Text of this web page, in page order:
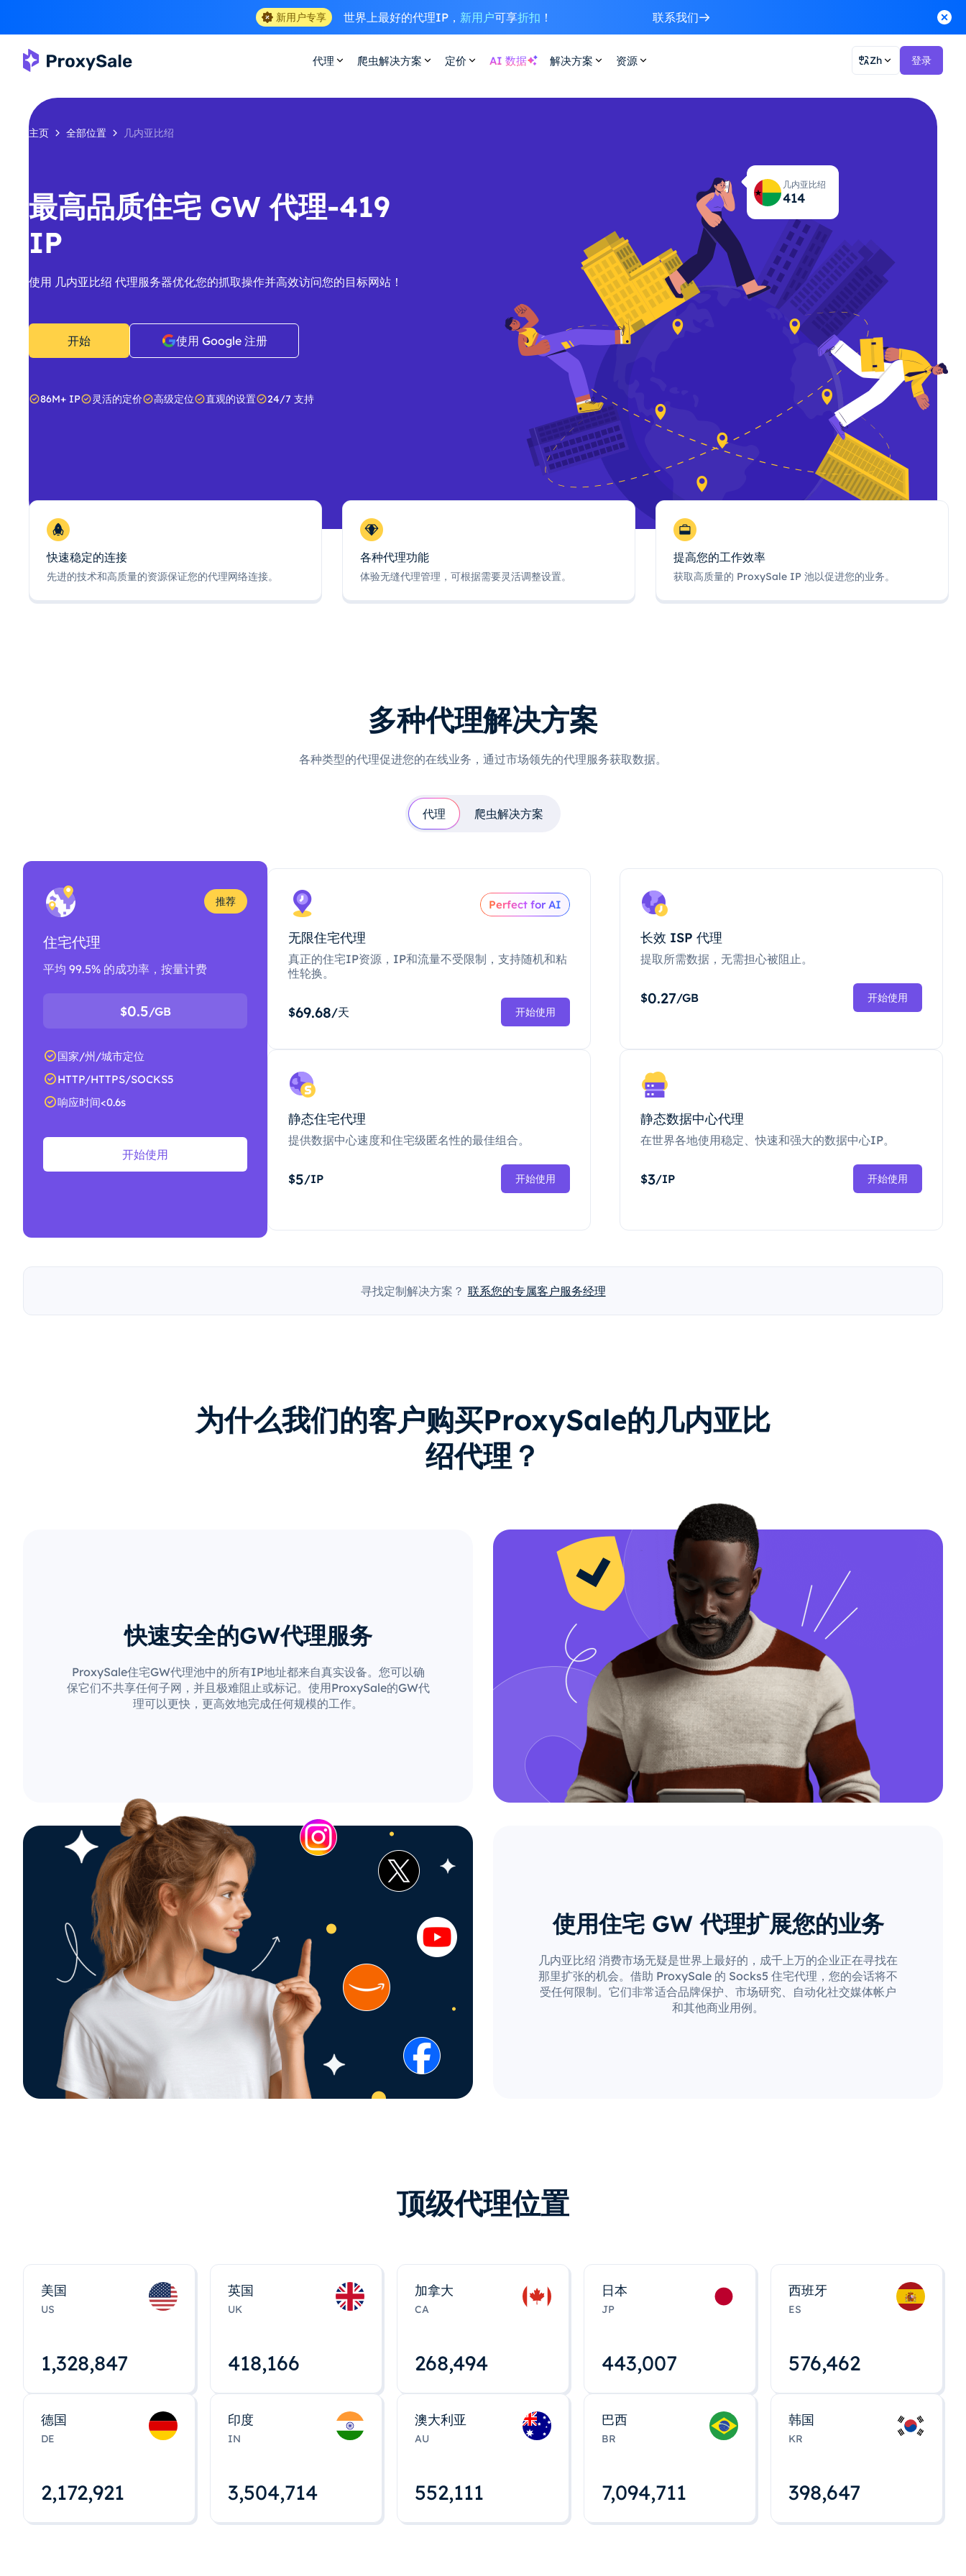
新用户专享 世界上最好的代理IP， 新用户可享折扣 ！ 联系我们
代理 爬虫解决方案 定价 AI 数据 解决方案 资源 Zh 登录
主页 全部位置 几内亚比绍
最高品质住宅 GW 代理-419
IP
使用 几内亚比绍 代理服务器优化您的抓取操作并高效访问您的目标网站！
开始 使用 Google 注册
86M+ IP 灵活的定价 高级定位 直观的设置 24/7 支持
几内亚比绍
419
快速稳定的连接
先进的技术和高质量的资源保证您的代理网络连接。
各种代理功能
体验无缝代理管理，可根据需要灵活调整设置。
提高您的工作效率
获取高质量的 ProxySale IP 池以促进您的业务。
多种代理解决方案
各种类型的代理促进您的在线业务，通过市场领先的代理服务获取数据。
代理 爬虫解决方案
推荐
住宅代理
平均 99.5% 的成功率，按量计费
$0.5/GB
国家/州/城市定位
HTTP/HTTPS/SOCKS5
响应时间<0.6s
开始使用
Perfect for AI
无限住宅代理
真正的住宅IP资源，IP和流量不受限制，支持随机和粘
性轮换。
$69.68/天 开始使用
长效 ISP 代理
提取所需数据，无需担心被阻止。
$0.27/GB 开始使用
静态住宅代理
提供数据中心速度和住宅级匿名性的最佳组合。
$5/IP 开始使用
静态数据中心代理
在世界各地使用稳定、快速和强大的数据中心IP。
$3/IP 开始使用
寻找定制解决方案？ 联系您的专属客户服务经理
为什么我们的客户购买ProxySale的几内亚比
绍代理？
快速安全的GW代理服务
ProxySale住宅GW代理池中的所有IP地址都来自真实设备。您可以确
保它们不共享任何子网，并且极难阻止或标记。使用ProxySale的GW代
理可以更快，更高效地完成任何规模的工作。
使用住宅 GW 代理扩展您的业务
几内亚比绍 消费市场无疑是世界上最好的，成千上万的企业正在寻找在
那里扩张的机会。借助 ProxySale 的 Socks5 住宅代理，您的会话将不
受任何限制。它们非常适合品牌保护、市场研究、自动化社交媒体帐户
和其他商业用例。
顶级代理位置
美国
US
1,328,848
英国
UK
418,167
加拿大
CA
268,495
日本
JP
443,008
西班牙
ES
576,463
德国
DE
2,172,922
印度
IN
3,504,715
澳大利亚
AU
552,112
巴西
BR
7,094,712
韩国
KR
398,648